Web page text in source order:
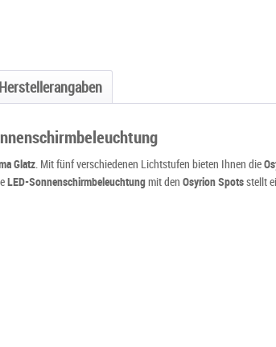
Herstellerangaben
Glatz. Mit fünf verschiedenen Lichtstufen bieten Ihnen die
LED-Sonnenschirmbeleuchtungmit den Osyrion Spotsstellt